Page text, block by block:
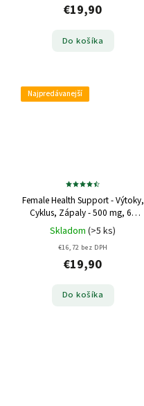
€19,90
Do košíka
Najpredávanejší
Female Health Support - Výtoky,
Cyklus, Zápaly - 500 mg, 60
kapsúl
Skladom (>5 ks)
€16,72 bez DPH
€19,90
Do košíka